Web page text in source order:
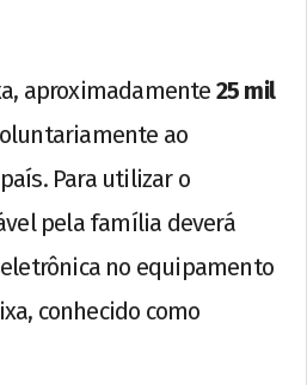
aproximadamente 25 mil
ao
Para utilizar o
pela família deverá
no equipamento
conhecido como